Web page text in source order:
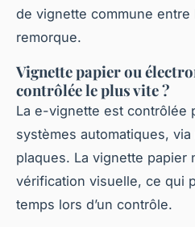
de vignette commune entre
remorque.
Vignette papier ou
contrôlée le plus vite ?
La e-vignette est contrôlée
systèmes automatiques,
plaques. La vignette papier
vérification visuelle, ce qui
temps lors d’un contrôle.